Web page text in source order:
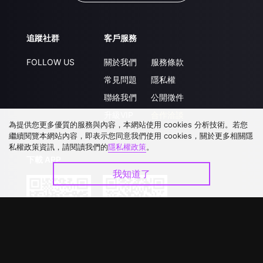
追蹤社群
FOLLOW US
客戶服務
關於我們
常見問題
聯絡我們
服務條款
隱私權
公開徵件
為提供您更多優質的服務與內容，本網站使用 cookies 分析技術。若您
繼續閱覽本網站內容，即表示您同意我們使用 cookies，關於更多相關隱
私權政策資訊，請閱讀我們的隱私權政策。
我知道了